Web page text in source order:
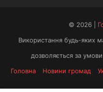
© 2026 |
Використання будь-яких
дозволяється за
Головна
Новини громад